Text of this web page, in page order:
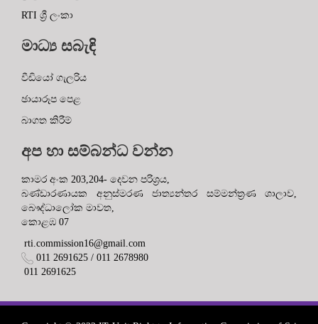
RTI ශ්‍රී ලංකා
මාධ්‍ය සබැඳි
වීඩියෝ ගැලරිය
ඡායාරූප පෙළ
බාගත කිරීම්
අප හා සම්බන්ධ වන්න
කාමර අංක 203,204- දෙවන පරිශ්‍රය,
බණ්ඩාරණායක අනුස්මරණ ජාත්‍යන්තර සම්මන්ත්‍රණ ශාලාව,
බෞද්ධාලෝක මාවත,
කොළඹ 07
rti.commission16@gmail.com
011 2691625 / 011 2678980
011 2691625